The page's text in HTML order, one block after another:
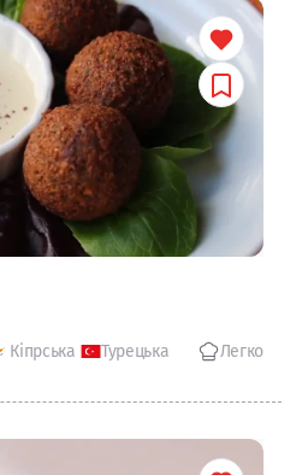
Кіпрська Турецька Легко